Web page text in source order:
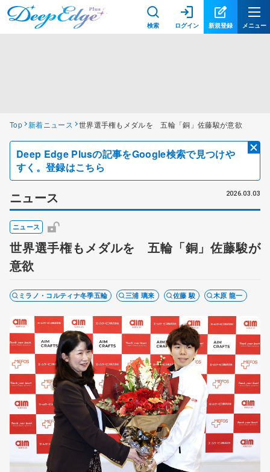
検索 ログイン 新規登録 メニュー
Top 新着ニュース 世界選手権もメダルを 五輪「銅」佐藤駿が意欲
Deep Edge Plusの記事をGoogle検索で見つけや
すく。登録はこちら
ニュース 2026.03.03
ニュース
世界選手権もメダルを 五輪「銅」佐藤駿が
意欲
ミラノ・コルティナ冬季五輪 三浦 璃来 佐藤 駿 木原 龍一